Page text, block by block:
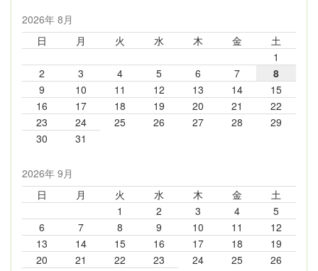
2026年 8月
日
月 火 水 木 金
土
1
2
3 4 5 6 7
8
9
10 11 12 13 14
15
16
17 18 19 20 21
22
23
24 25 26 27 28
29
30
31
2026年 9月
日
月 火 水 木 金
土
1
2 3 4
5
6
7 8 9 10 11
12
13
14 15 16 17 18
19
20
21 22 23 24 25
26